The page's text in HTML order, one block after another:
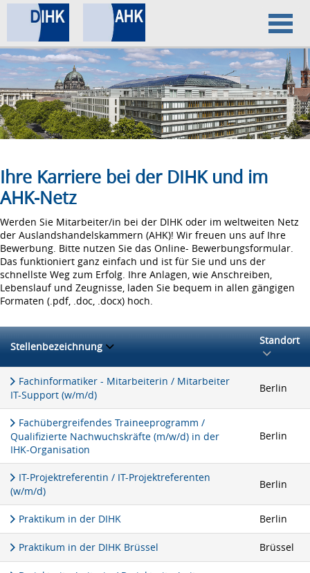
Home
Datenschutz
Impressum
Ihre Karriere bei der DIHK und im
AHK-Netz
Werden Sie Mitarbeiter/in bei der DIHK oder im weltweiten Netz
der Auslandshandelskammern (AHK)! Wir freuen uns auf Ihre
Bewerbung. Bitte nutzen Sie das Online- Bewerbungsformular.
Das funktioniert ganz einfach und ist für Sie und uns der
schnellste Weg zum Erfolg. Ihre Anlagen, wie Anschreiben,
Lebenslauf und Zeugnisse, laden Sie bequem in allen gängigen
Formaten (.pdf, .doc, .docx) hoch.
Stellenbezeichnung Standort
Fachinformatiker - Mitarbeiterin / Mitarbeiter
IT-Support (w/m/d)
Berlin
Fachübergreifendes Traineeprogramm /
Qualifizierte Nachwuchskräfte (m/w/d) in der
IHK-Organisation
Berlin
IT-Projektreferentin / IT-Projektreferenten
(w/m/d)
Berlin
Praktikum in der DIHK Berlin
Praktikum in der DIHK Brüssel Brüssel